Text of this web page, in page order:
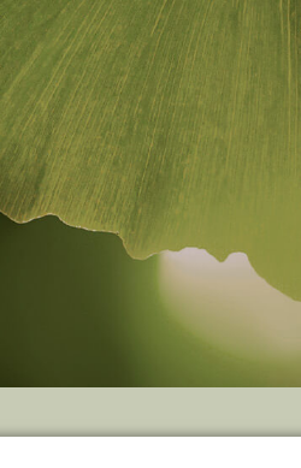
START ÜBER MICH